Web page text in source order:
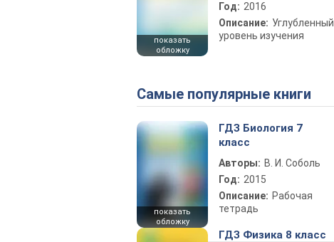
показать
обложку
Год: 2016
Описание: Углубленный
уровень изучения
Самые популярные книги
показать
обложку
ГДЗ Биология 7
класс
Авторы: В. И. Соболь
Год: 2015
Описание: Рабочая
тетрадь
ГДЗ Физика 8 класс